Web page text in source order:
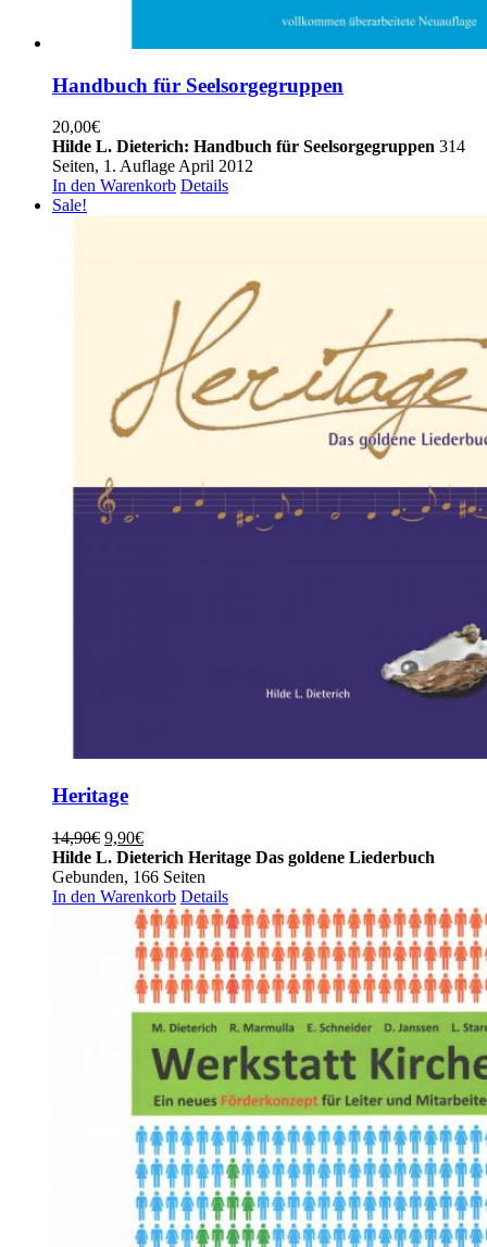
Handbuch für Seelsorgegruppen
20,00€
Hilde L. Dieterich: Handbuch für Seelsorgegruppen 314
Seiten, 1. Auflage April 2012
In den Warenkorb Details
Sale!
Heritage
14,90€ Ursprünglicher
Preis
war:
14,90€
9,90€Aktueller
Preis
ist:
9,90€.
Hilde L. Dieterich Heritage Das goldene Liederbuch
Gebunden, 166 Seiten
In den Warenkorb Details